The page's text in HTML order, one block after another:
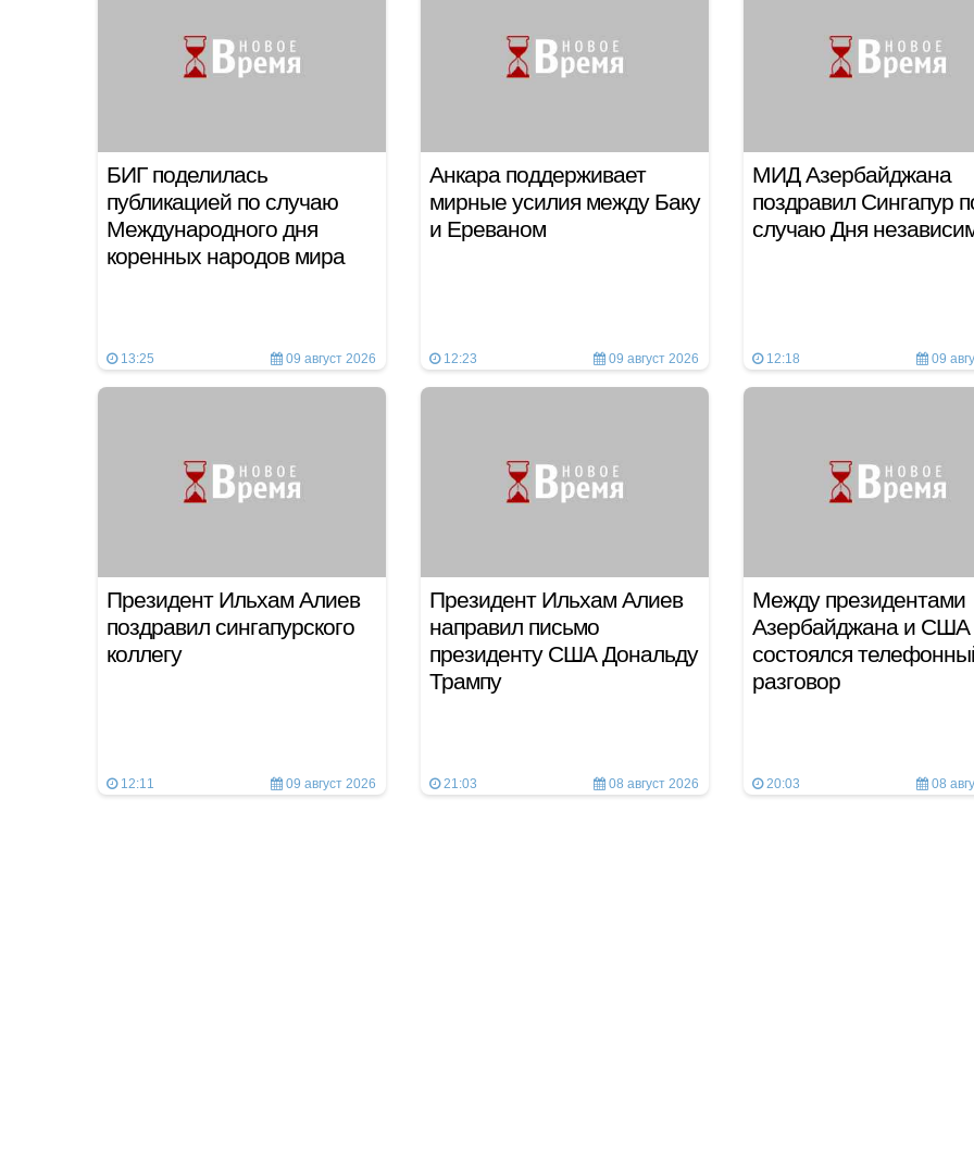
БИГ поделилась
публикацией по случаю
Международного дня
коренных народов мира
13:25 09 август 2026
Анкара поддерживает
мирные усилия между Баку
и Ереваном
12:23 09 август 2026
МИД Азербайджана
поздравил Сингапур
случаю Дня
12:18 09
Президент Ильхам Алиев
поздравил сингапурского
коллегу
12:11 09 август 2026
Президент Ильхам Алиев
направил письмо
президенту США Дональду
Трампу
21:03 08 август 2026
Между президентами
Азербайджана и США
состоялся
разговор
20:03 08